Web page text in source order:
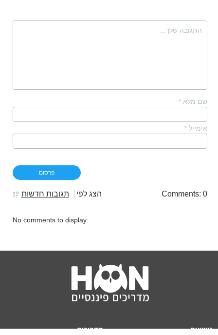
שם מלא *
אימייל *
Comments: 0 הצג לפי תגובות חדשות
No comments to display
נושאים
מדריכים